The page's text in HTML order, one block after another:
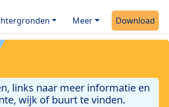
Meer Download
links naar meer informatie en
wijk of buurt te vinden.